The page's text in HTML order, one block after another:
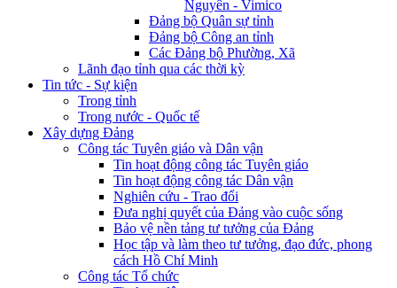
Nguyên - Vimico
Đảng bộ Quân sự tỉnh
Đảng bộ Công an tỉnh
Các Đảng bộ Phường, Xã
Lãnh đạo tỉnh qua các thời kỳ
Tin tức - Sự kiện
Trong tỉnh
Trong nước - Quốc tế
Xây dựng Đảng
Công tác Tuyên giáo và Dân vận
Tin hoạt động công tác Tuyên giáo
Tin hoạt động công tác Dân vận
Nghiên cứu - Trao đổi
Đưa nghị quyết của Đảng vào cuộc sống
Bảo vệ nền tảng tư tưởng của Đảng
Học tập và làm theo tư tưởng, đạo đức, phong
cách Hồ Chí Minh
Công tác Tổ chức